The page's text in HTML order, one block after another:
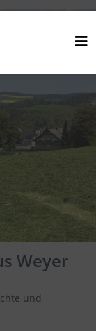
Weyer
und